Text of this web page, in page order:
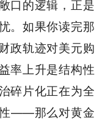
口的逻辑，正是
。如果你读完那
政轨迹对美元购
率上升是结构性
碎片化正在为全
性——那么对黄金